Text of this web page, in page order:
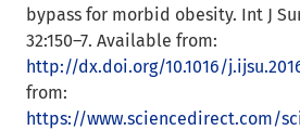
bypass for morbid obesity. Int J
32:150–7. Available from:
http://dx.doi.org/10.1016/
from:
https://www.sciencedirect.com/